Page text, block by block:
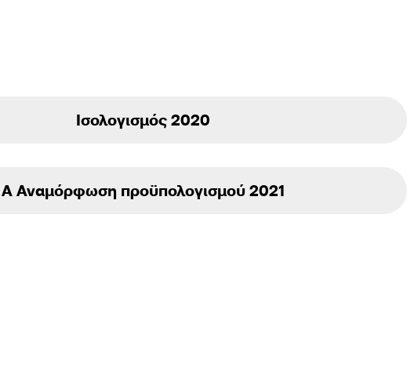
Ισολογισμός 2020
Α Αναμόρφωση προϋπολογισμού 2021